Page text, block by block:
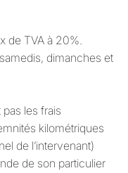
de TVA à 20%.
dimanches et
les frais
kilométriques
de l’intervenant)
de son particulier